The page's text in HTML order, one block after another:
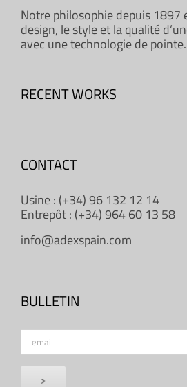
Notre philosophie depuis 1897
design, le style et la qualité
avec une technologie de pointe.
RECENT WORKS
CONTACT
Usine : (+34) 96 132 12 14
Entrepôt : (+34) 964 60 13 58
info@adexspain.com
BULLETIN